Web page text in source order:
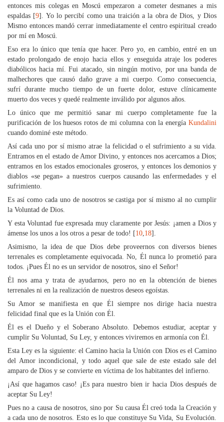
entonces mis colegas en Moscú empezaron a cometer desmanes a mis
espaldas [9]. Yo lo percibí como una traición a la obra de Dios, y Dios
Mismo entonces mandó cerrar inmediatamente el centro espiritual creado
por mí en Moscú.
Eso era lo único que tenía que hacer. Pero yo, en cambio, entré en un
estado prolongado de enojo hacia ellos y enseguida atraje los poderes
diabólicos hacia mí. Fui atacado, sin ningún motivo, por una banda de
malhechores que causó daño grave a mi cuerpo. Como consecuencia,
sufrí durante mucho tiempo de un fuerte dolor, estuve clínicamente
muerto dos veces y quedé realmente inválido por algunos años.
Lo único que me permitió sanar mi cuerpo completamente fue la
purificación de los huesos rotos de mi columna con la energía Kundalini
cuando dominé este método.
Así cada uno por sí mismo atrae la felicidad o el sufrimiento a su vida.
Entramos en el estado de Amor Divino, y entonces nos acercamos a Dios;
entramos en los estados emocionales groseros, y entonces los demonios y
diablos «se pegan» a nuestros cuerpos causando las enfermedades y el
sufrimiento.
Es así como cada uno de nosotros se castiga por sí mismo al no cumplir
la Voluntad de Dios.
Y esta Voluntad fue expresada muy claramente por Jesús: ¡amen a Dios y
ámense los unos a los otros a pesar de todo! [10,18].
Asimismo, la idea de que Dios debe proveernos con diversos bienes
terrenales es completamente equivocada. No, Él nunca lo prometió para
todos. ¡Pues Él no es un servidor de nosotros, sino el Señor!
Él nos ama y trata de ayudarnos, pero no en la obtención de bienes
terrenales ni en la realización de nuestros deseos egoístas.
Su Amor se manifiesta en que Él siempre nos dirige hacia nuestra
felicidad final que es la Unión con Él.
Él es el Dueño y el Soberano Absoluto. Debemos estudiar, aceptar y
cumplir Su Voluntad, Su Ley, y entonces viviremos en armonía con Él.
Esta Ley es la siguiente: el Camino hacia la Unión con Dios es el Camino
del Amor incondicional, y todo aquel que sale de este estado sale del
amparo de Dios y se convierte en víctima de los habitantes del infierno.
¡Así que hagamos caso! ¡Es para nuestro bien ir hacia Dios después de
aceptar Su Ley!
Pues no a causa de nosotros, sino por Su causa Él creó toda la Creación y
a cada uno de nosotros. Esto es lo que constituye Su Vida, Su Evolución.